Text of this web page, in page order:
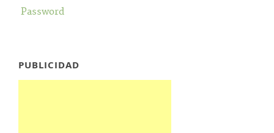
Password
PUBLICIDAD